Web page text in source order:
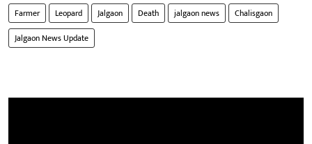
Farmer Leopard Jalgaon Death jalgaon news
Chalisgaon
Jalgaon News Update